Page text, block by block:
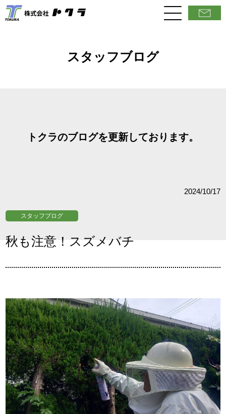
スタッフブログ
トクラのブログを更新しております。
2024/10/17
スタッフブログ
秋も注意！スズメバチ